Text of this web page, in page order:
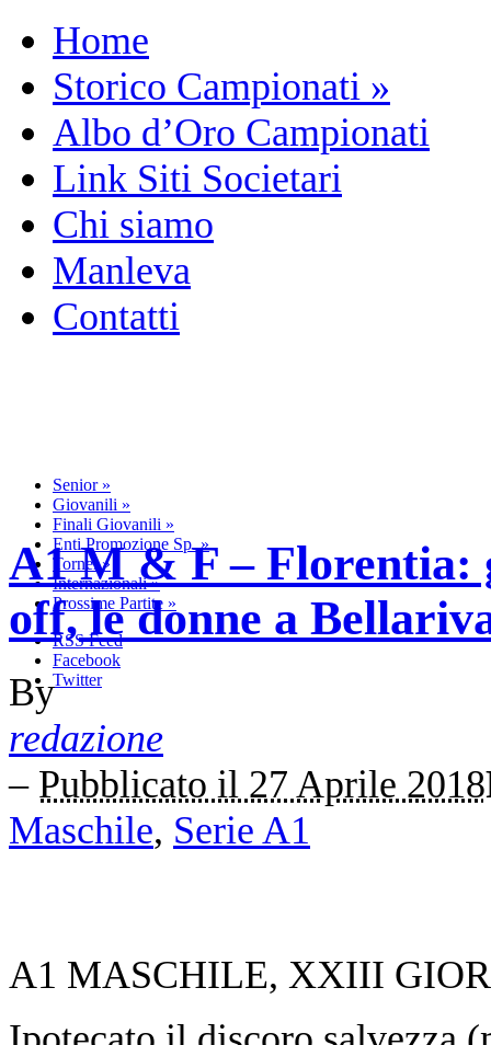
Home
Storico Campionati »
Albo d’Oro Campionati
Link Siti Societari
Chi siamo
Manleva
Contatti
Senior»
Giovanili »
Finali Giovanili »
Enti Promozione Sp.»
Tornei»
Internazionali»
Prossime Partite »
RSS Feed
Facebook
Twitter
A1 M & F – Florentia:
off, le donne a
By
redazione
– Pubblicato il 27 Aprile 2018
Maschile, Serie A1
A1 MASCHILE, XXIII